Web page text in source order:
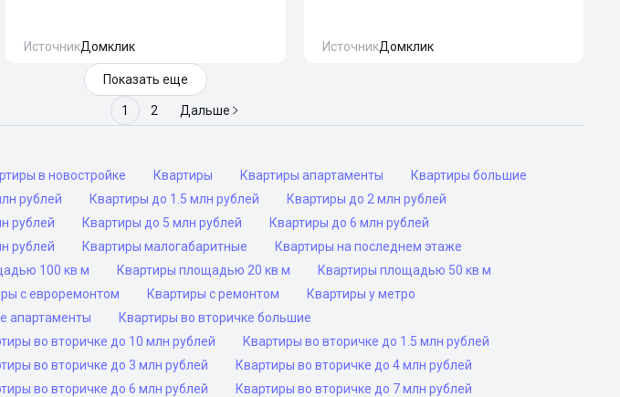
ИсточникДомклик ИсточникДомклик
Показать еще
1 2 Дальше
в новостройке Квартиры Квартиры апартаменты
Квартиры большие
рублей Квартиры до 1.5 млн рублей
Квартиры до 2 млн рублей
рублей Квартиры до 5 млн рублей
Квартиры до 6 млн рублей
рублей Квартиры малогабаритные
Квартиры на последнем этаже
100 кв м Квартиры площадью 20 кв м
Квартиры площадью 50 кв м
с евроремонтом Квартиры с ремонтом
Квартиры у метро
апартаменты
Квартиры во вторичке большие
во вторичке до 10 млн рублей
Квартиры во вторичке до 1.5 млн рублей
во вторичке до 3 млн рублей
Квартиры во вторичке до 4 млн рублей
во вторичке до 6 млн рублей
Квартиры во вторичке до 7 млн рублей